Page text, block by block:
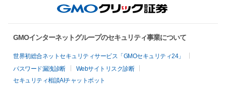
GMOインターネットグループのセキュリティ事業について
世界初総合ネットセキュリティサービス「GMOセキュリティ24」
パスワード漏洩診断
Webサイトリスク診断
セキュリティ相談AIチャットボット